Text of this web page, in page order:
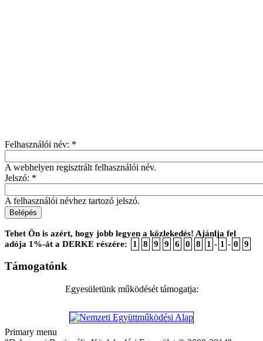
Felhasználói név: *
A webhelyen regisztrált felhasználói név.
Jelszó: *
A felhasználói névhez tartozó jelszó.
Tehet Ön is azért, hogy jobb legyen a közlekedés! Ajánlja fel
adója 1%-át a DERKE részére:
1 8 9 9 6 0 8 1 - 1 - 0 9
Támogatónk
Egyesületünk működését támogatja:
Primary menu